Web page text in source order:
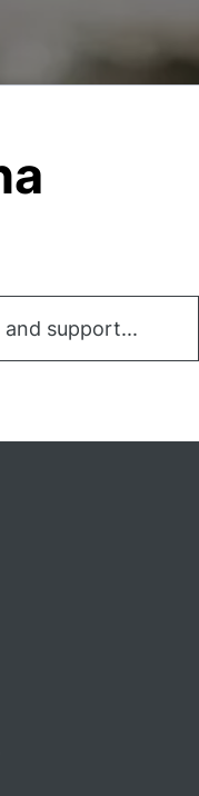
support...